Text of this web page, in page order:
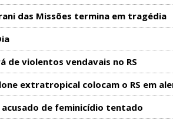
das Missões termina em tragédia
de violentos vendavais no RS
extratropical colocam o RS em
acusado de feminicídio tentado